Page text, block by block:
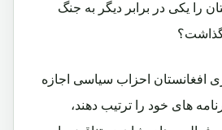
را یکی در برابر دیگر به جنگ
گذاشت؟
افغانستان احزاب سیاسی اجازه
های خود را ترتیب دهند،